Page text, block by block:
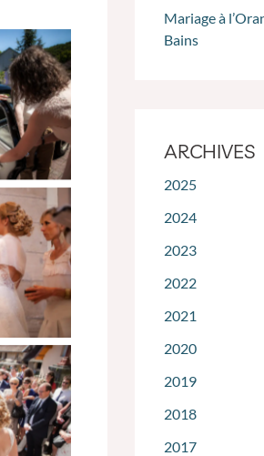
Mariage à
Bains
ARCHIVES
2025
2024
2023
2022
2021
2020
2019
2018
2017